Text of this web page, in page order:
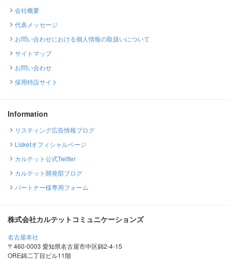
会社概要
代表メッセージ
お問い合わせにおける個人情報の取扱いについて
サイトマップ
お問い合わせ
採用特設サイト
Information
リスティング広告情報ブログ
Lisketオフィシャルページ
カルテット公式Twitter
カルテット開発部ブログ
パートナー様専用フォーム
株式会社カルテットコミュニケーションズ
名古屋本社
〒460-0003 愛知県名古屋市中区錦2-4-15
ORE錦二丁目ビル11階